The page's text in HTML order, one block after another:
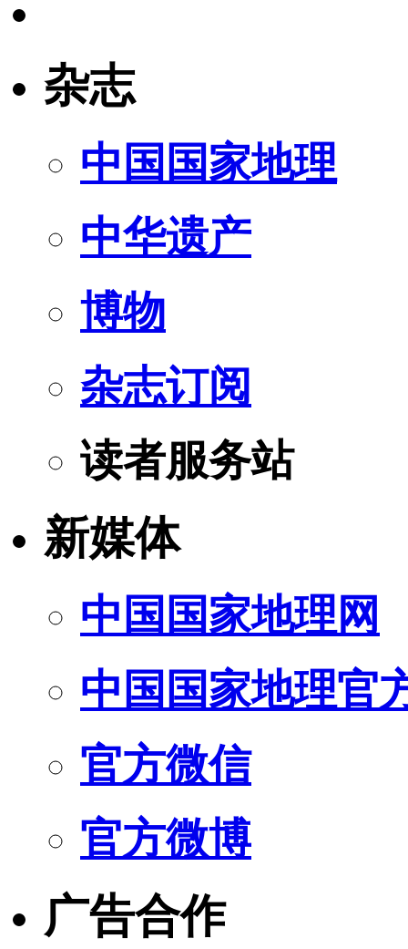
杂志
中国国家地理
中华遗产
博物
杂志订阅
读者服务站
新媒体
中国国家地理网
中国国家地理官
官方微信
官方微博
广告合作